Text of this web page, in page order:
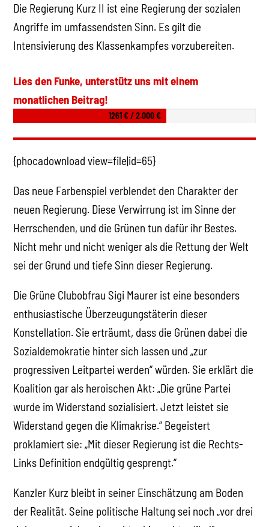
Die Regierung Kurz II ist eine Regierung der sozialen
Angriffe im umfassendsten Sinn. Es gilt die
Intensivierung des Klassenkampfes vorzubereiten.
Lies den Funke, unterstütz uns mit einem
monatlichen Beitrag!
1261 € / 2.000 €
{phocadownload view=file|id=65}
Das neue Farbenspiel verblendet den Charakter der
neuen Regierung. Diese Verwirrung ist im Sinne der
Herrschenden, und die Grünen tun dafür ihr Bestes.
Nicht mehr und nicht weniger als die Rettung der Welt
sei der Grund und tiefe Sinn dieser Regierung.
Die Grüne Clubobfrau Sigi Maurer ist eine besonders
enthusiastische Überzeugungstäterin dieser
Konstellation. Sie erträumt, dass die Grünen dabei die
Sozialdemokratie hinter sich lassen und „zur
progressiven Leitpartei werden“ würden. Sie erklärt die
Koalition gar als heroischen Akt: „Die grüne Partei
wurde im Widerstand sozialisiert. Jetzt leistet sie
Widerstand gegen die Klimakrise.“ Begeistert
proklamiert sie: „Mit dieser Regierung ist die Rechts-
Links Definition endgültig gesprengt.“
Kanzler Kurz bleibt in seiner Einschätzung am Boden
der Realität. Seine politische Haltung sei noch „vor drei